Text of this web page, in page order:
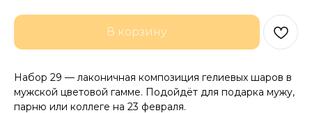
В корзину
Набор 29 — лаконичная композиция гелиевых шаров в
мужской цветовой гамме. Подойдёт для подарка мужу,
парню или коллеге на 23 февраля.